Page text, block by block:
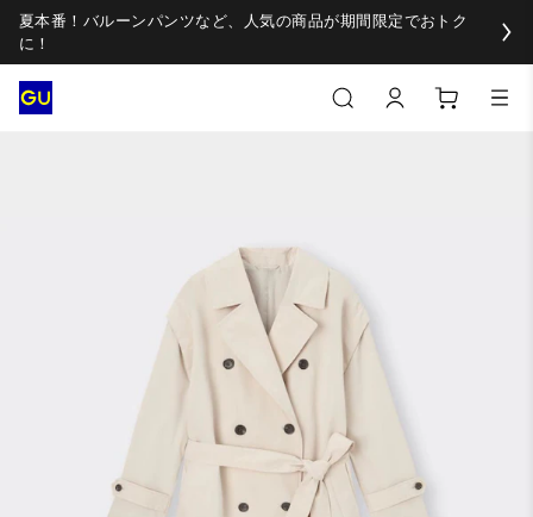
夏本番！バルーンパンツなど、人気の商品が期間限定でおトク
に！